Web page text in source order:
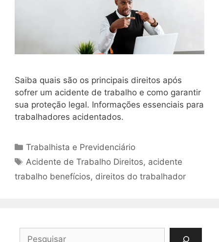
Saiba quais são os principais direitos após
sofrer um acidente de trabalho e como garantir
sua proteção legal. Informações essenciais para
trabalhadores acidentados.
Categorias
Trabalhista e Previdenciário
Tags
Acidente de Trabalho Direitos, acidente
trabalho benefícios, direitos do trabalhador
Pesquisar